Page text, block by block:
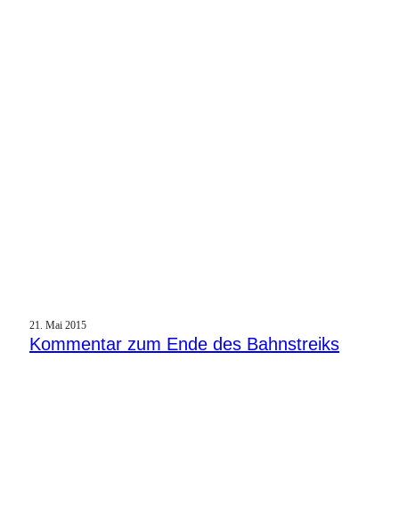
21. Mai 2015
Kommentar zum Ende des Bahnstreiks